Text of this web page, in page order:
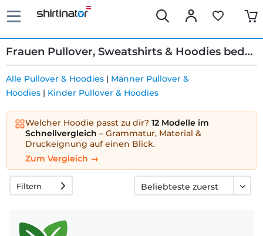
Frauen Pullover, Sweatshirts & Hoodies bedrucken
Schnelle
Lieferung
30 Tage
Umtauschrecht
Alle Pullover & Hoodies | Männer Pullover &
Hoodies | Kinder Pullover & Hoodies
Welcher Hoodie passt zu dir? 12 Modelle im
Schnellvergleich – Grammatur, Material &
Druckeignung auf einen Blick.
Zum Vergleich →
Filtern